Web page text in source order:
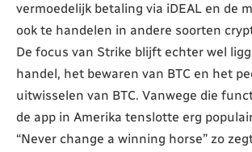
vermoedelijk betaling via iDEAL en de
ook te handelen in andere soorten
De focus van Strike blijft echter wel
handel, het bewaren van BTC en het
uitwisselen van BTC. Vanwege die
de app in Amerika tenslotte erg
“Never change a winning horse” zo